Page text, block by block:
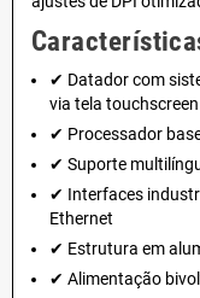
✔ Datador com
via tela touchscreen
✔ Processador
✔ Suporte
✔ Interfaces
Ethernet
✔ Estrutura em
✔ Alimentação